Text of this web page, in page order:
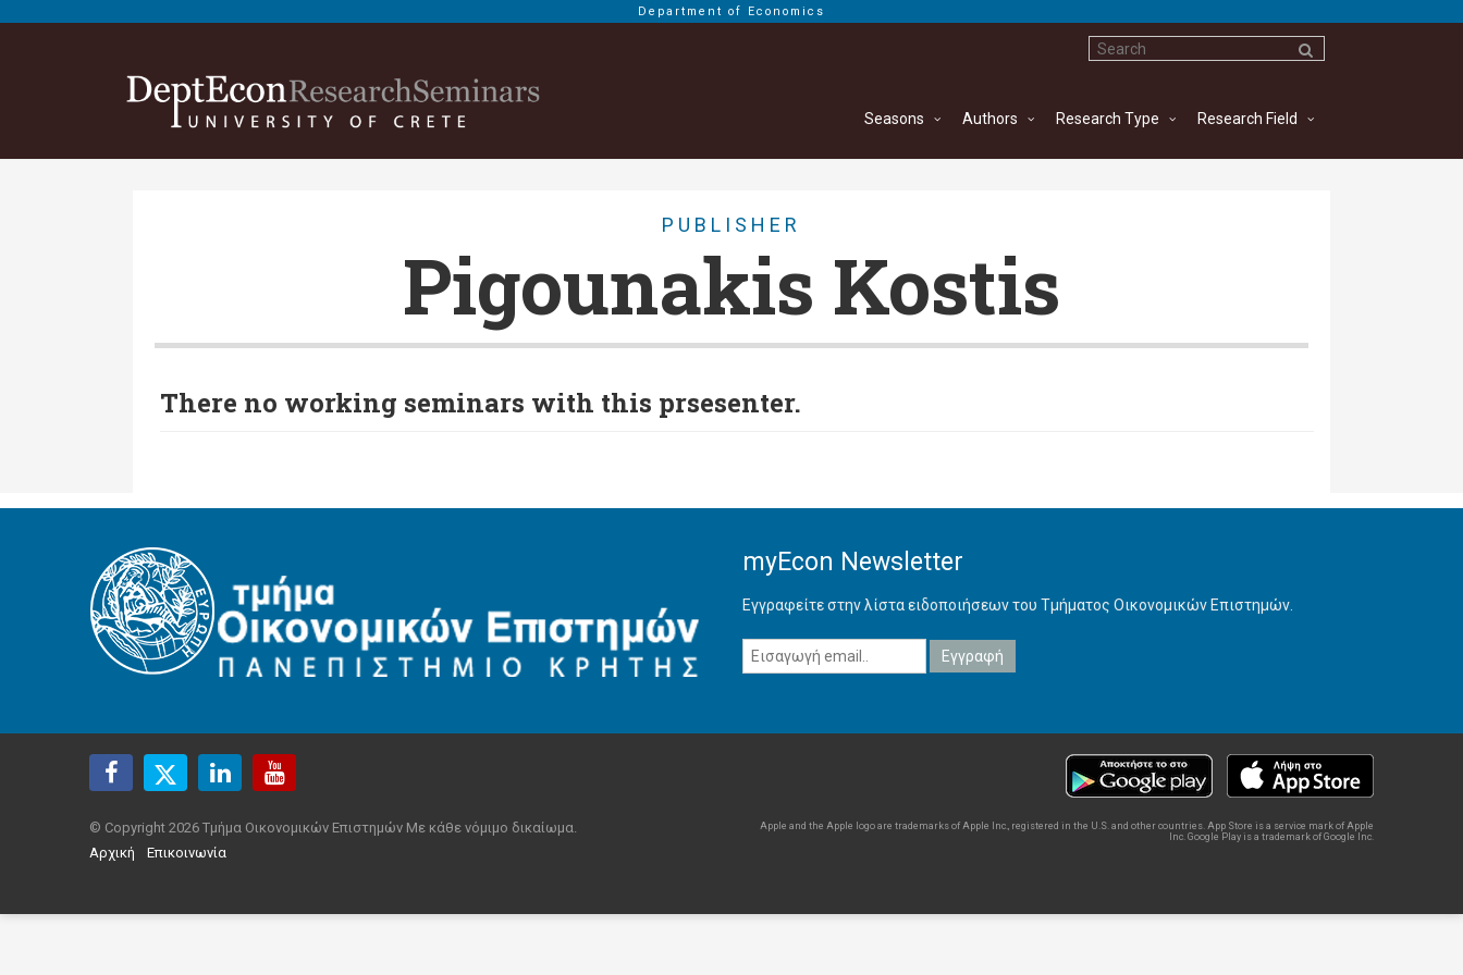
Department of Economics
Research Field
Research Type
Authors
Seasons
PUBLISHER
Pigounakis Kostis
There no working seminars with this prsesenter.
myEcon Newsletter
Εγγραφείτε στην λίστα ειδοποιήσεων του Τμήματος Οικονομικών Επιστημών.
© Copyright 2026 Τμήμα Οικονομικών Επιστημών Με κάθε νόμιμο δικαίωμα.
Αρχική
Επικοινωνία
Apple and the Apple logo are trademarks of Apple Inc., registered in the U.S. and other countries. App Store is a service mark of Apple
Inc. Google Play is a trademark of Google Inc.